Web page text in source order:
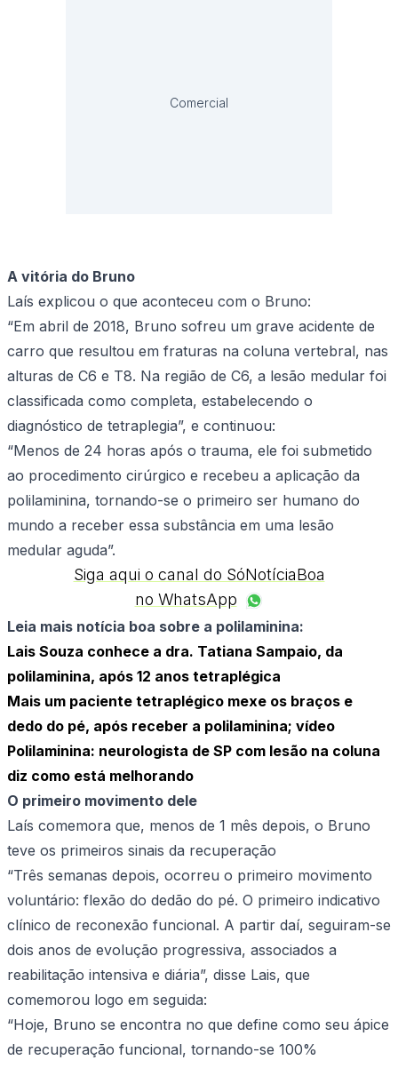
Comercial
A vitória do Bruno
Laís explicou o que aconteceu com o Bruno:
“Em abril de 2018, Bruno sofreu um grave acidente de
carro que resultou em fraturas na coluna vertebral, nas
alturas de C6 e T8. Na região de C6, a lesão medular foi
classificada como completa, estabelecendo o
diagnóstico de tetraplegia”, e continuou:
“Menos de 24 horas após o trauma, ele foi submetido
ao procedimento cirúrgico e recebeu a aplicação da
polilaminina, tornando-se o primeiro ser humano do
mundo a receber essa substância em uma lesão
medular aguda”.
Siga aqui o canal do SóNotíciaBoa
no WhatsApp
Leia mais notícia boa sobre a polilaminina:
Lais Souza conhece a dra. Tatiana Sampaio, da
polilaminina, após 12 anos tetraplégica
Mais um paciente tetraplégico mexe os braços e
dedo do pé, após receber a polilaminina; vídeo
Polilaminina: neurologista de SP com lesão na coluna
diz como está melhorando
O primeiro movimento dele
Laís comemora que, menos de 1 mês depois, o Bruno
teve os primeiros sinais da recuperação
“Três semanas depois, ocorreu o primeiro movimento
voluntário: flexão do dedão do pé. O primeiro indicativo
clínico de reconexão funcional. A partir daí, seguiram-se
dois anos de evolução progressiva, associados a
reabilitação intensiva e diária”, disse Lais, que
comemorou logo em seguida:
“Hoje, Bruno se encontra no que define como seu ápice
de recuperação funcional, tornando-se 100%